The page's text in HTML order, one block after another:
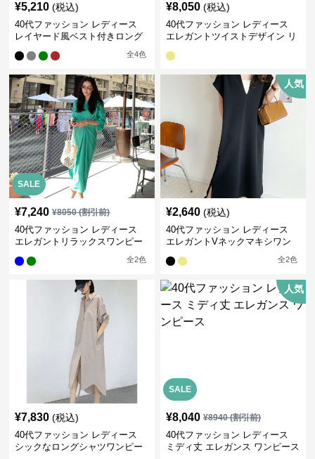
¥5,210 (税込)
40代ファッション レディース
レイヤード風ベスト付きロング
全4色
¥8,050 (税込)
40代ファッション レディース
エレガントツイストデザイン リ
SALE
¥7,240 ¥8050(割引前)
40代ファッション レディース
エレガントリラックスワンピー
全2色
人気
¥2,640 (税込)
40代ファッション レディース
エレガントVネックマキシワン
全2色
¥7,830 (税込)
40代ファッション レディース
シックなロングシャツワンピー
SALE
人気
¥8,040 ¥8940(割引前)
40代ファッション レディース
ミディ丈 エレガンス ワンピース